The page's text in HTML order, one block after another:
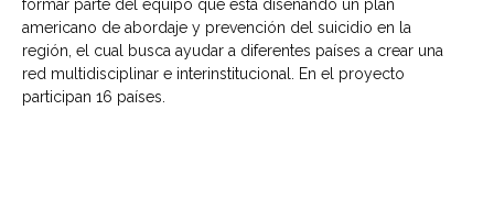
formar parte del equipo que está diseñando un plan
americano de abordaje y prevención del suicidio en la
región, el cual busca ayudar a diferentes países a crear una
red multidisciplinar e interinstitucional. En el proyecto
participan 16 países.